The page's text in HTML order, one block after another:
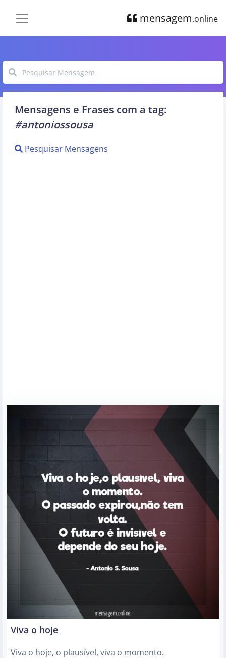
mensagem.online
Mensagens e Frases com a tag:
#antoniossousa
Pesquisar Mensagens
Viva o hoje
Viva o hoje, o plausível, viva o momento.